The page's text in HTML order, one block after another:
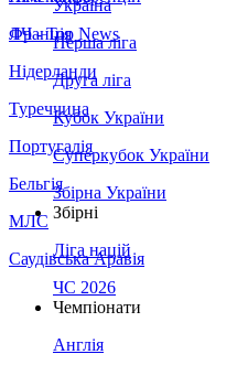
Франція
Нідерланди
Туреччина
Португалія
Бельгія
МЛС
Саудівська Аравія
ЛЧ - Top News
Україна
Перша ліга
Друга ліга
Кубок України
Суперкубок України
Збірна України
Збірні
Ліга націй
ЧС 2026
Чемпіонати
Англія